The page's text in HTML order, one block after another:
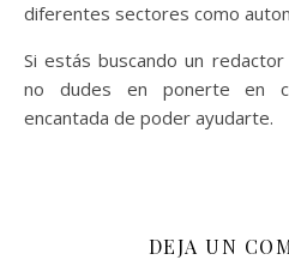
diferentes sectores como
Si estás buscando un
no dudes en ponerte en
encantada de poder ayudarte.
DEJA UN